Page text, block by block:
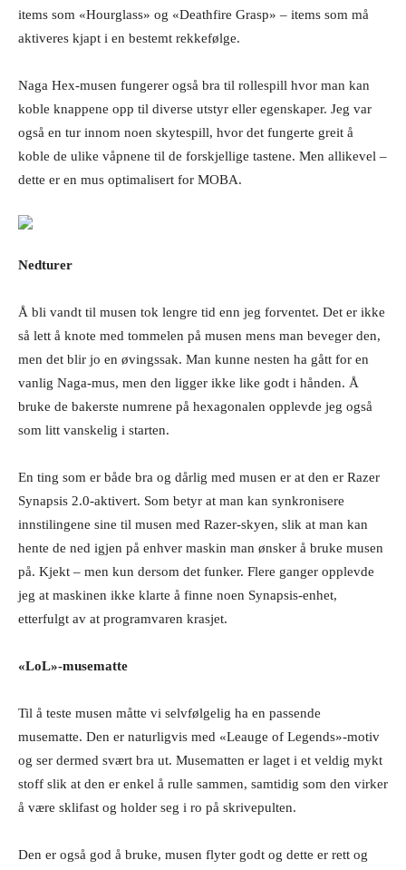
items som «Hourglass» og «Deathfire Grasp» – items som må
aktiveres kjapt i en bestemt rekkefølge.
Naga Hex-musen fungerer også bra til rollespill hvor man kan
koble knappene opp til diverse utstyr eller egenskaper. Jeg var
også en tur innom noen skytespill, hvor det fungerte greit å
koble de ulike våpnene til de forskjellige tastene. Men allikevel –
dette er en mus optimalisert for MOBA.
Nedturer
Å bli vandt til musen tok lengre tid enn jeg forventet. Det er ikke
så lett å knote med tommelen på musen mens man beveger den,
men det blir jo en øvingssak. Man kunne nesten ha gått for en
vanlig Naga-mus, men den ligger ikke like godt i hånden. Å
bruke de bakerste numrene på hexagonalen opplevde jeg også
som litt vanskelig i starten.
En ting som er både bra og dårlig med musen er at den er Razer
Synapsis 2.0-aktivert. Som betyr at man kan synkronisere
innstilingene sine til musen med Razer-skyen, slik at man kan
hente de ned igjen på enhver maskin man ønsker å bruke musen
på. Kjekt – men kun dersom det funker. Flere ganger opplevde
jeg at maskinen ikke klarte å finne noen Synapsis-enhet,
etterfulgt av at programvaren krasjet.
«LoL»-musematte
Til å teste musen måtte vi selvfølgelig ha en passende
musematte. Den er naturligvis med «Leauge of Legends»-motiv
og ser dermed svært bra ut. Musematten er laget i et veldig mykt
stoff slik at den er enkel å rulle sammen, samtidig som den virker
å være sklifast og holder seg i ro på skrivepulten.
Den er også god å bruke, musen flyter godt og dette er rett og